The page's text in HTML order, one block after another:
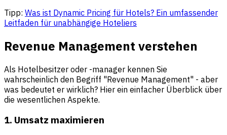
Tipp: Was ist Dynamic Pricing für Hotels? Ein umfassender
Leitfaden für unabhängige Hoteliers
Revenue Management verstehen
Als Hotelbesitzer oder -manager kennen Sie
wahrscheinlich den Begriff "Revenue Management" - aber
was bedeutet er wirklich? Hier ein einfacher Überblick über
die wesentlichen Aspekte.
1. Umsatz maximieren